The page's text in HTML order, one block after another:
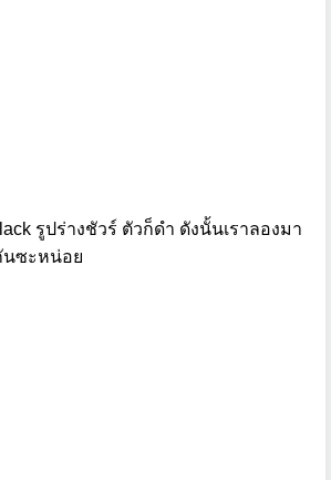
รูปร่างชัวร์ ตัวก็ดำ ดังนั้นเราลองมา
นซะหน่อย